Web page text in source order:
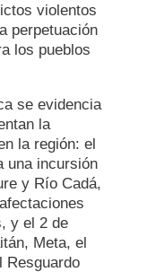
violentos
perpetuación
los pueblos
se evidencia
la
la región: el
una incursión
y Río Cadá,
y el 2 de
Meta, el
Resguardo